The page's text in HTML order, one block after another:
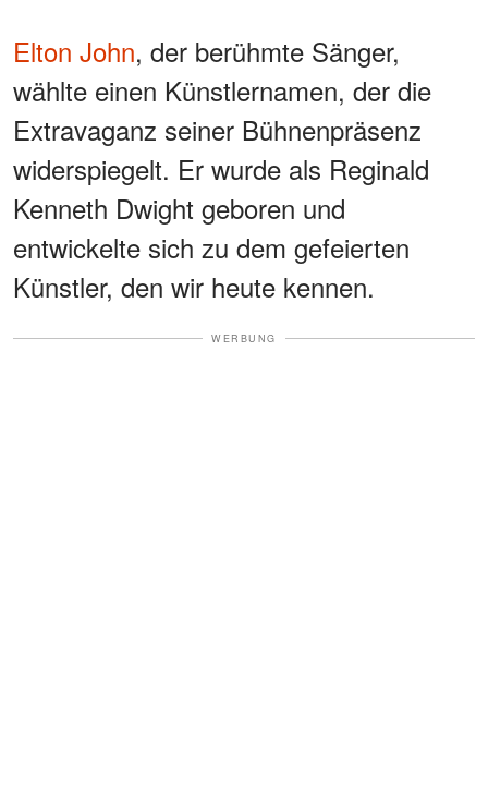
Elton John, der berühmte Sänger,
wählte einen Künstlernamen, der die
Extravaganz seiner Bühnenpräsenz
widerspiegelt. Er wurde als Reginald
Kenneth Dwight geboren und
entwickelte sich zu dem gefeierten
Künstler, den wir heute kennen.
WERBUNG